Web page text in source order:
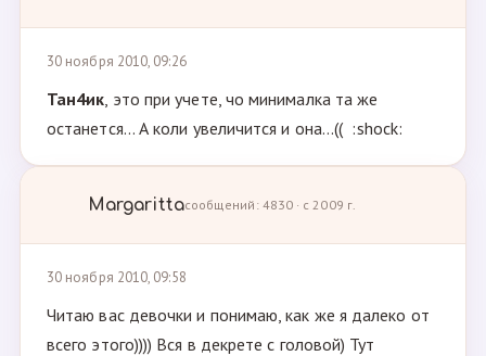
30 ноября 2010, 09:26
Тан4ик, это при учете, чо минималка та же
останется... А коли увеличится и она...(( :shock:
Margarittaсообщений: 4830 · с 2009 г.
30 ноября 2010, 09:58
Читаю вас девочки и понимаю, как же я далеко от
всего этого)))) Вся в декрете с головой) Тут